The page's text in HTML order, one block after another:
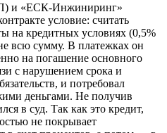
и «ЕСК-Инжиниринг»
условие: считать
на кредитных условиях (0,5%
всю сумму. В платежках он
на погашение основного
с нарушением срока и
и потребовал
деньгами. Не получив
в суд. Так как это кредит,
не покрывает